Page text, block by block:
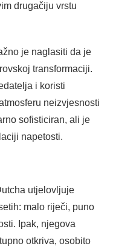
drugačiju vrstu
je naglasiti da je
transformaciji.
i koristi
neizvjesnosti
sofisticiran, ali je
napetosti.
utjelovljuje
malo riječi, puno
Ipak, njegova
otkriva, osobito